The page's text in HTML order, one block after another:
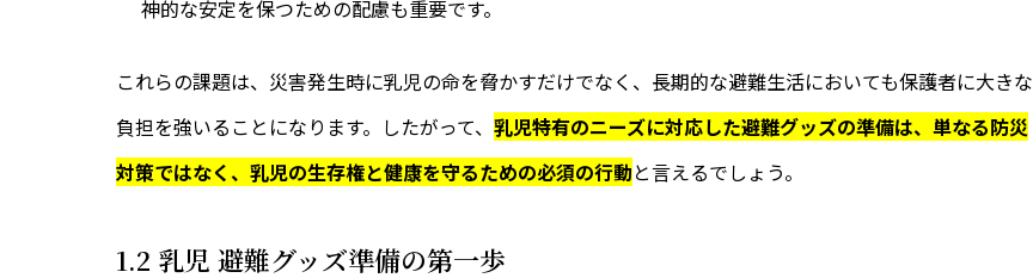
神的な安定を保つための配慮も重要です。
これらの課題は、災害発生時に乳児の命を脅かすだけでなく、長期的な避難生活においても保護者に大きな
負担を強いることになります。したがって、 乳児特有のニーズに対応した避難グッズの準備は、単なる防災
対策ではなく、乳児の生存権と健康を守るための必須の行動と言えるでしょう。
1.2 乳児 避難グッズ準備の第一歩